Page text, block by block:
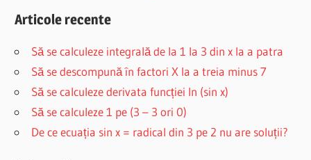
Articole recente
Să se calculeze integrală de la 1 la 3 din x la a patra
Să se descompună în factori X la a treia minus 7
Să se calculeze derivata funcției ln (sin x)
Să se calculeze 1 pe (3 – 3 ori 0)
De ce ecuația sin x = radical din 3 pe 2 nu are soluții?